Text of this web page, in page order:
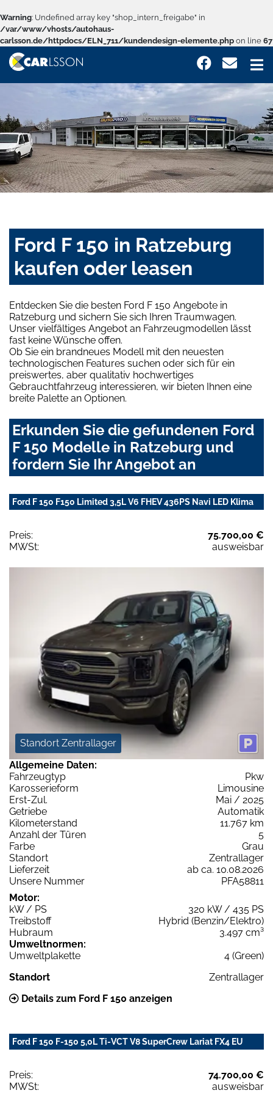
Warning: Undefined array key "shop_intern_freigabe" in
/var/www/vhosts/autohaus-
carlsson.de/httpdocs/ELN_711/kundendesign-elemente.php on line 67
Ford F 150 in Ratzeburg
kaufen oder leasen
Entdecken Sie die besten Ford F 150 Angebote in
Ratzeburg und sichern Sie sich Ihren Traumwagen.
Unser vielfältiges Angebot an Fahrzeugmodellen lässt
fast keine Wünsche offen.
Ob Sie ein brandneues Modell mit den neuesten
technologischen Features suchen oder sich für ein
preiswertes, aber qualitativ hochwertiges
Gebrauchtfahrzeug interessieren, wir bieten Ihnen eine
breite Palette an Optionen.
Erkunden Sie die gefundenen Ford
F 150 Modelle in Ratzeburg und
fordern Sie Ihr Angebot an
Ford F 150 F150 Limited 3,5L V6 FHEV 436PS Navi LED Klima
Preis:
75.700,00 €
MWSt:
ausweisbar
Standort Zentrallager
Allgemeine Daten:
Fahrzeugtyp
Pkw
Karosserieform
Limousine
Erst-Zul.
Mai / 2025
Getriebe
Automatik
Kilometerstand
11.767 km
Anzahl der Türen
5
Farbe
Grau
Standort
Zentrallager
Lieferzeit
ab ca. 10.08.2026
Unsere Nummer
PFA58811
Motor:
kW / PS
320 kW / 435 PS
Treibstoff
Hybrid (Benzin/Elektro)
Hubraum
3.497 cm³
Umweltnormen:
Umweltplakette
4 (Green)
Standort
Zentrallager
Details zum Ford F 150 anzeigen
Ford F 150 F-150 5,0L Ti-VCT V8 SuperCrew Lariat FX4 EU
Preis:
74.700,00 €
MWSt:
ausweisbar